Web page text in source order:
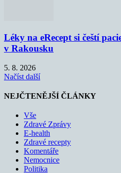
Léky na eRecept si čeští
v Rakousku
5. 8. 2026
Načíst další
NEJČTENĚJŠÍ ČLÁNKY
Vše
Zdravé Zprávy
E-health
Zdravé recepty
Komentáře
Nemocnice
Politika